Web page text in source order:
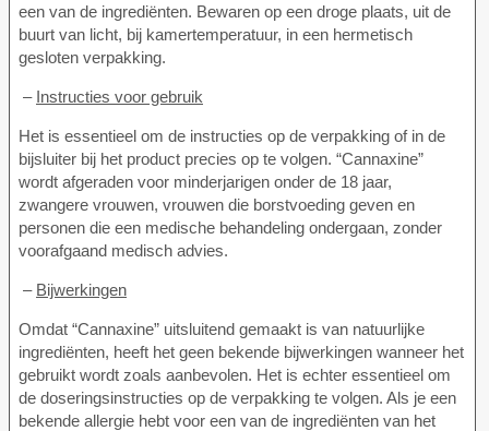
een van de ingrediënten. Bewaren op een droge plaats, uit de
buurt van licht, bij kamertemperatuur, in een hermetisch
gesloten verpakking.
– Instructies voor gebruik
Het is essentieel om de instructies op de verpakking of in de
bijsluiter bij het product precies op te volgen. “Cannaxine”
wordt afgeraden voor minderjarigen onder de 18 jaar,
zwangere vrouwen, vrouwen die borstvoeding geven en
personen die een medische behandeling ondergaan, zonder
voorafgaand medisch advies.
– Bijwerkingen
Omdat “Cannaxine” uitsluitend gemaakt is van natuurlijke
ingrediënten, heeft het geen bekende bijwerkingen wanneer het
gebruikt wordt zoals aanbevolen. Het is echter essentieel om
de doseringsinstructies op de verpakking te volgen. Als je een
bekende allergie hebt voor een van de ingrediënten van het